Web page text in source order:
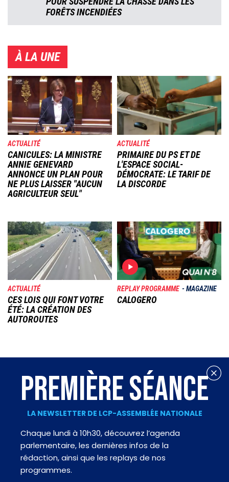
FORÊTS INCENDIÉES
À LA UNE
Image
ACTUALITÉ
CANICULES: LA MINISTRE
ANNIE GENEVARD
ANNONCE UN PLAN POUR
NE PLUS LAISSER "AUCUN
AGRICULTEUR SEUL"
Image
ACTUALITÉ
PRIMAIRE DU PS ET DE
L'ESPACE SOCIAL-
DÉMOCRATE: LE TARIF DE
LA DISCORDE
Image
ACTUALITÉ
CES LOIS QUI FONT VOTRE
ÉTÉ: LA CRÉATION DES
AUTOROUTES
Image
REPLAY PROGRAMME MAGAZINE
CALOGERO
PREMIÈRE SÉANCE
LA NEWSLETTER DE LCP-ASSEMBLÉE NATIONALE
Chaque lundi à 10h30, découvrez l’agenda
parlementaire, les dernières infos de la
rédaction, ainsi que les replays de nos
programmes.